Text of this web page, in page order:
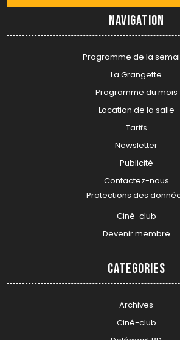
Navigation
Programme de la
La Grangette
Programme du mois
Location de la salle
Tarifs
Newsletter
Publicité
Contactez-nous
Protections des
Ciné-club
Devenir membre
Categories
Archives
Ciné-club